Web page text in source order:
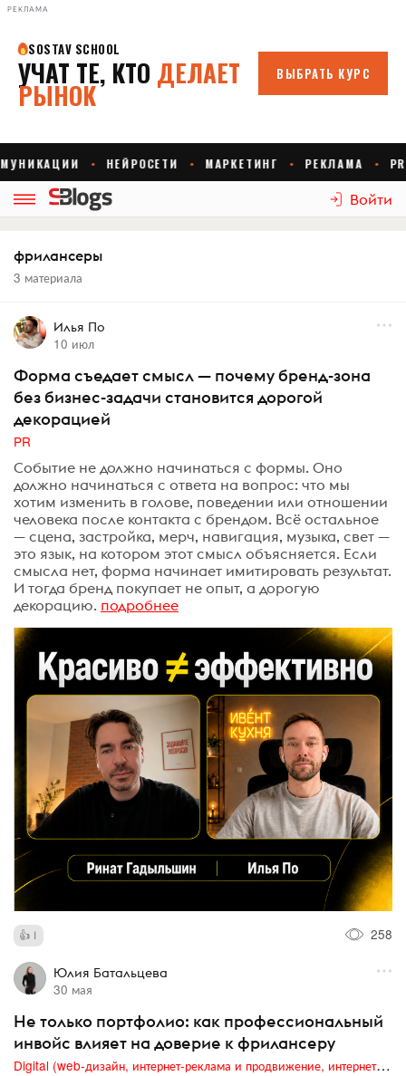
РЕКЛАМА
Войти
фрилансеры
3 материала
Илья По
10 июл
Форма съедает смысл — почему бренд-зона
без бизнес-задачи становится дорогой
декорацией
PR
Событие не должно начинаться с формы. Оно
должно начинаться с ответа на вопрос: что мы
хотим изменить в голове, поведении или отношении
человека после контакта с брендом. Всё остальное
— сцена, застройка, мерч, навигация, музыка, свет —
это язык, на котором этот смысл объясняется. Если
смысла нет, форма начинает имитировать результат.
И тогда бренд покупает не опыт, а дорогую
декорацию. подробнее
1 258
Юлия Батальцева
30 мая
Не только портфолио: как профессиональный
инвойс влияет на доверие к фрилансеру
Digital (web-дизайн, интернет-реклама и продвижение, интернет-сообщества и блоги, интернет-коммуникации, мобильный маркетинг, реклама на цифровых экранах)